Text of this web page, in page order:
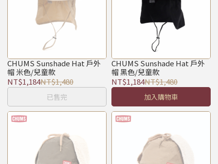
CHUMS Sunshade Hat 戶外
帽 米色/兒童款
NT$1,184NT$1,480
已售完
CHUMS Sunshade Hat 戶外
帽 黑色/兒童款
NT$1,184NT$1,480
加入購物車